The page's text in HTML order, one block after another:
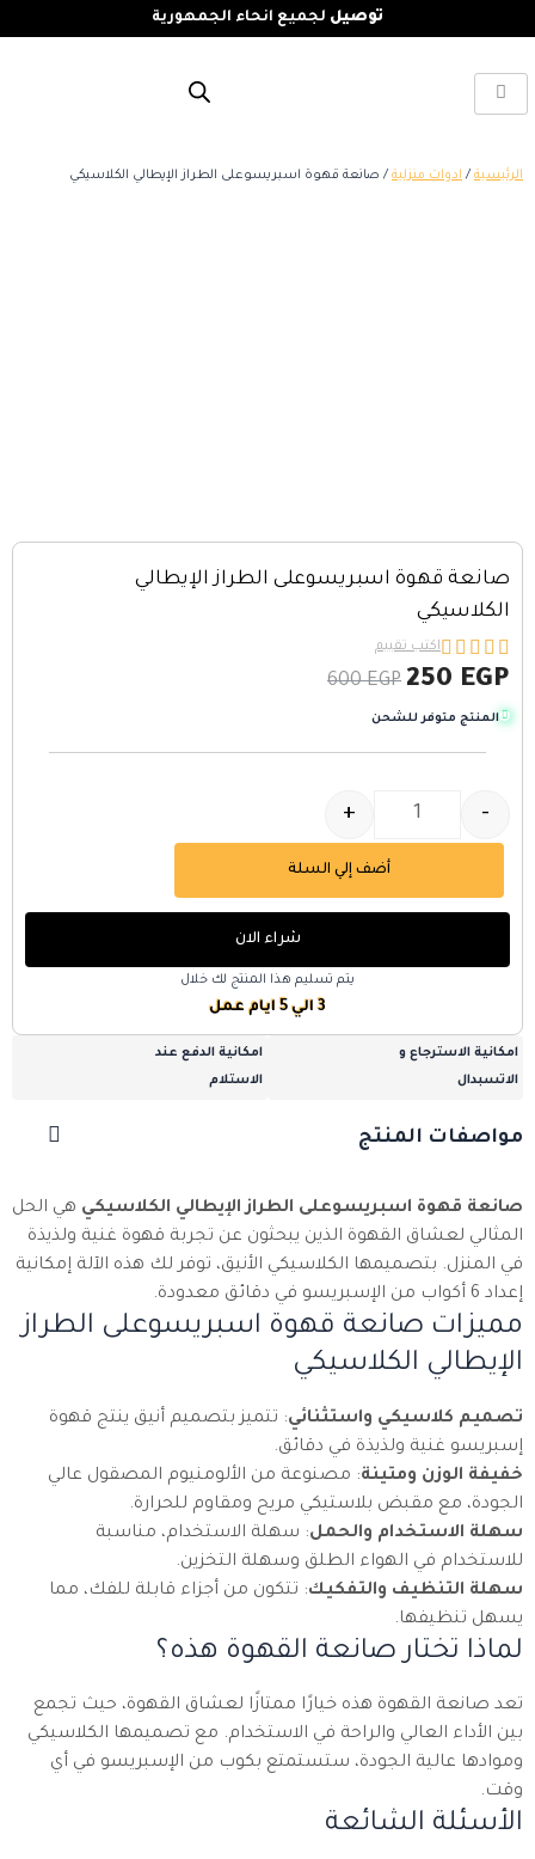
توصيل لجميع انحاء الجمهورية
الرئيسية / ادوات منزلية / صانعة قهوة اسبريسوعلى الطراز الإيطالي الكلاسيكي
صانعة قهوة اسبريسوعلى الطراز الإيطالي
الكلاسيكي




اكتب تقييم
600EGP 250 EGP
المنتج متوفر للشحن
-
+
أضف إلي السلة
شراء الان
يتم تسليم هذا المنتج لك خلال
3 الي 5 ايام عمل
امكانية الاسترجاع و
الاتسبدال
امكانية الدفع عند
الاستلام
مواصفات المنتج
صانعة قهوة اسبريسوعلى الطراز الإيطالي الكلاسيكي هي الحل
المثالي لعشاق القهوة الذين يبحثون عن تجربة قهوة غنية ولذيذة
في المنزل. بتصميمها الكلاسيكي الأنيق، توفر لك هذه الآلة إمكانية
إعداد 6 أكواب من الإسبريسو في دقائق معدودة.
مميزات صانعة قهوة اسبريسوعلى الطراز
الإيطالي الكلاسيكي
تصميم كلاسيكي واستثنائي: تتميز بتصميم أنيق ينتج قهوة
إسبريسو غنية ولذيذة في دقائق.
خفيفة الوزن ومتينة: مصنوعة من الألومنيوم المصقول عالي
الجودة، مع مقبض بلاستيكي مريح ومقاوم للحرارة.
سهلة الاستخدام والحمل: سهلة الاستخدام، مناسبة
للاستخدام في الهواء الطلق وسهلة التخزين.
سهلة التنظيف والتفكيك: تتكون من أجزاء قابلة للفك، مما
يسهل تنظيفها.
لماذا تختار صانعة القهوة هذه؟
تعد صانعة القهوة هذه خيارًا ممتازًا لعشاق القهوة، حيث تجمع
بين الأداء العالي والراحة في الاستخدام. مع تصميمها الكلاسيكي
وموادها عالية الجودة، ستستمتع بكوب من الإسبريسو في أي
وقت.
الأسئلة الشائعة